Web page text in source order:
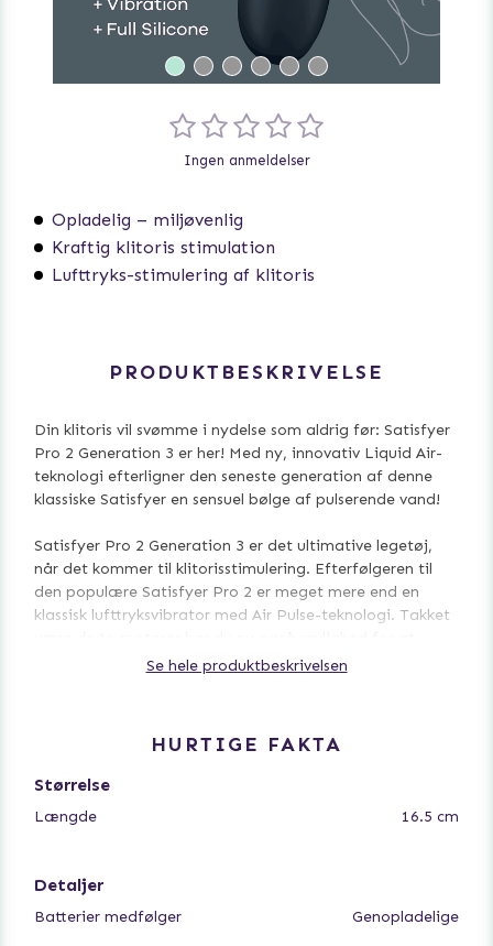
Opladelig – miljøvenlig
Kraftig klitoris stimulation
Lufttryks-stimulering af klitoris
Ingen anmeldelser
PRODUKTBESKRIVELSE
Din klitoris vil svømme i nydelse som aldrig før: Satisfyer
Pro 2 Generation 3 er her! Med ny, innovativ Liquid Air-
teknologi efterligner den seneste generation af denne
klassiske Satisfyer en sensuel bølge af pulserende vand!
Satisfyer Pro 2 Generation 3 er det ultimative legetøj,
når det kommer til klitorisstimulering. Efterfølgeren til
den populære Satisfyer Pro 2 er meget mere end en
klassisk lufttryksvibrator med Air Pulse-teknologi. Takket
forkæle dig selv med 12 vibrationsprogrammer.
superbløde silikonemembran skaber intense bølger, der
efterligner sensuelle bølger af pulserende vand. Pro 2
nydelse, skaber en helt særlig fornemmelse og muliggør
Foretrækker du at pirre din klitoris med den velkendte og
fuldstændig kontaktløse Air Pulse-teknologi? Pro 2
Se hele produktbeskrivelsen
HURTIGE FAKTA
Størrelse
Længde 16.5 cm
Detaljer
Batterier medfølger
Genopladelige